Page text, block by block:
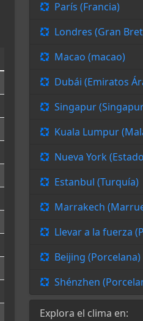
París (Francia)
Londres (Gran
Macao (macao)
Dubái (Emiratos
Singapur
Kuala Lumpur
Nueva York
Estanbul (Turquía)
Marrakech
Llevar a la fuerza
Beijing (Porcelana)
Shénzhen
Explora el clima en: